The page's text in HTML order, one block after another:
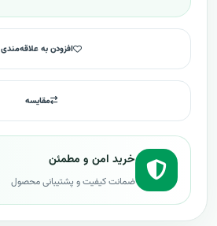
افزودن به علاقه‌مندی
مقایسه
خرید امن و مطمئن
ضمانت کیفیت و پشتیبانی محصول